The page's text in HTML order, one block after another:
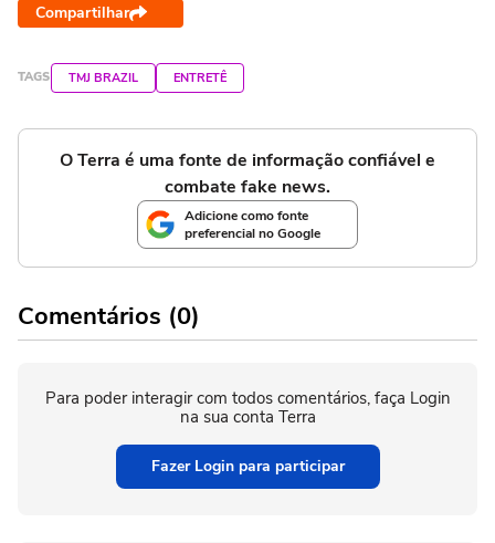
Compartilhar
TAGS TMJ BRAZIL ENTRETÊ
O Terra é uma fonte de informação confiável e
combate fake news.
Adicione como fonte
preferencial no Google
Comentários (0)
Para poder interagir com todos comentários, faça Login
na sua conta Terra
Fazer Login para participar